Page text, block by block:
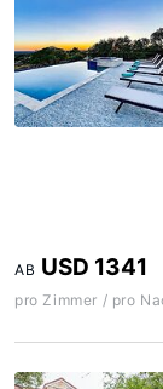
AB USD 1341
pro Zimmer / pro